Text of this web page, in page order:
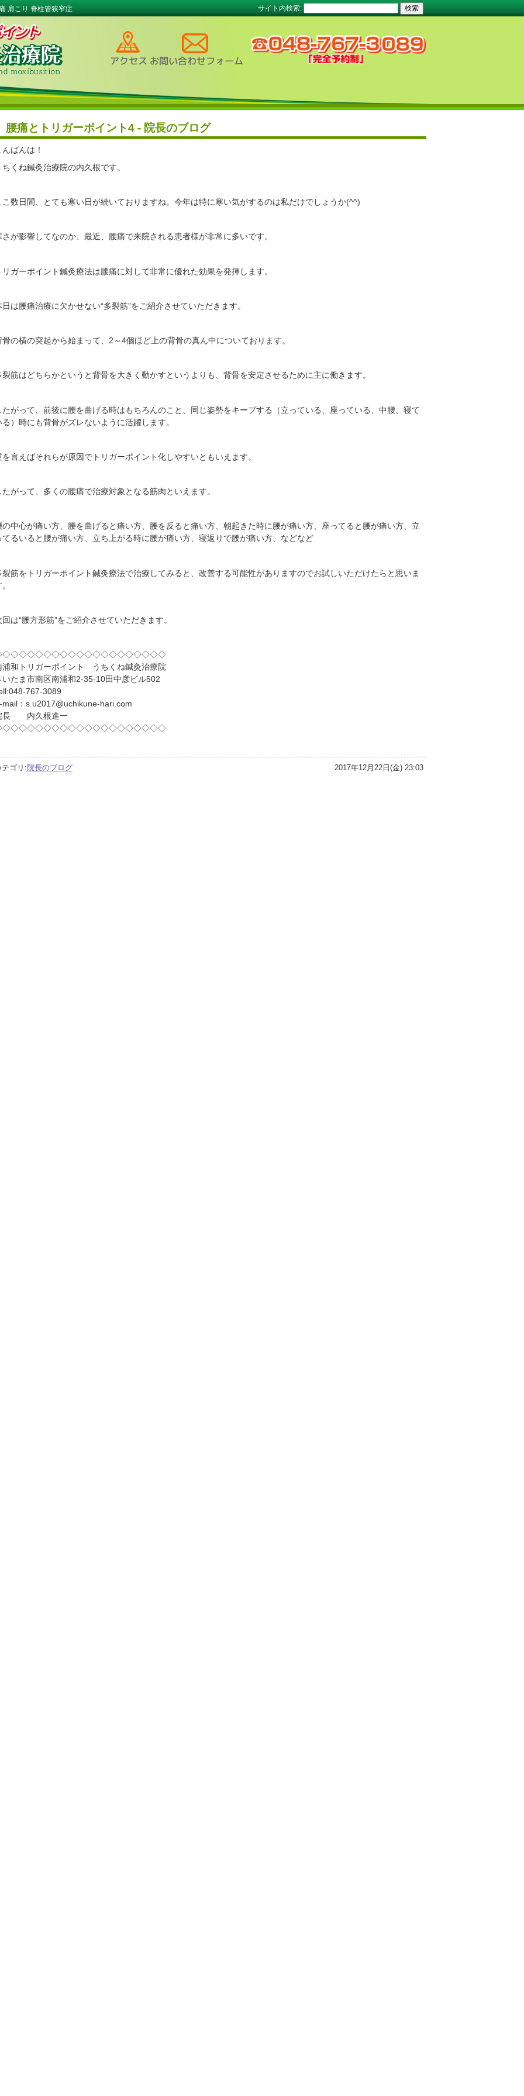
肩こり 脊柱管狭窄症 サイト内検索:
腰痛とトリガーポイント4 - 院長のブログ
んばんは！
ちくね鍼灸治療院の内久根です。
こ数日間、とても寒い日が続いておりますね。今年は特に寒い気がするのは私だけでしょうか(^^)
さが影響してなのか、最近、腰痛で来院される患者様が非常に多いです。
リガーポイント鍼灸療法は腰痛に対して非常に優れた効果を発揮します。
日は腰痛治療に欠かせない“多裂筋”をご紹介させていただきます。
骨の横の突起から始まって、2～4個ほど上の背骨の真ん中についております。
裂筋はどちらかというと背骨を大きく動かすというよりも、背骨を安定させるために主に働きます。
たがって、前後に腰を曲げる時はもちろんのこと、同じ姿勢をキープする（立っている、座っている、中腰、寝て
る）時にも背骨がズレないように活躍します。
を言えばそれらが原因でトリガーポイント化しやすいともいえます。
たがって、多くの腰痛で治療対象となる筋肉といえます。
の中心が痛い方、腰を曲げると痛い方、腰を反ると痛い方、朝起きた時に腰が痛い方、座ってると腰が痛い方、立
てるいると腰が痛い方、立ち上がる時に腰が痛い方、寝返りで腰が痛い方、などなど
裂筋をトリガーポイント鍼灸療法で治療してみると、改善する可能性がありますのでお試しいただけたらと思いま
回は“腰方形筋”をご紹介させていただきます。
浦和トリガーポイント うちくね鍼灸治療院
いたま市南区南浦和2-35-10田中彦ビル502
767-3089
mail：s.u2017@uchikune-hari.com
長 内久根進一
テゴリ:院長のブログ 2017年12月22日(金) 23:03